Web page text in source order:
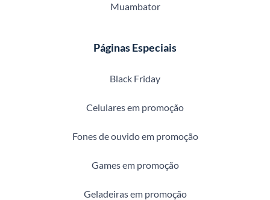
Muambator
Páginas Especiais
Black Friday
Celulares em promoção
Fones de ouvido em promoção
Games em promoção
Geladeiras em promoção